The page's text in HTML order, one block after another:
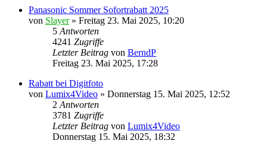
Panasonic Sommer Sofortrabatt 2025
von Slayer» Freitag 23. Mai 2025, 10:20
5 Antworten
4241 Zugriffe
Letzter Beitrag von BerndP
Freitag 23. Mai 2025, 17:28
Rabatt bei Digitfoto
von Lumix4Video » Donnerstag 15. Mai 2025, 12:52
2 Antworten
3781 Zugriffe
Letzter Beitrag von Lumix4Video
Donnerstag 15. Mai 2025, 18:32